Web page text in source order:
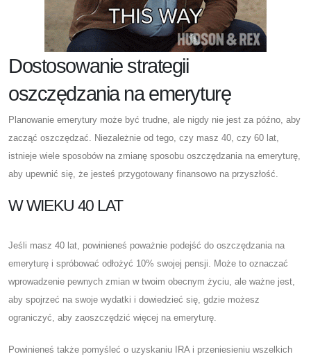
Dostosowanie strategii
oszczędzania na emeryturę
Planowanie emerytury może być trudne, ale nigdy nie jest za późno, aby
zacząć oszczędzać. Niezależnie od tego, czy masz 40, czy 60 lat,
istnieje wiele sposobów na zmianę sposobu oszczędzania na emeryturę,
aby upewnić się, że jesteś przygotowany finansowo na przyszłość.
W WIEKU 40 LAT
Jeśli masz 40 lat, powinieneś poważnie podejść do oszczędzania na
emeryturę i spróbować odłożyć 10% swojej pensji. Może to oznaczać
wprowadzenie pewnych zmian w twoim obecnym życiu, ale ważne jest,
aby spojrzeć na swoje wydatki i dowiedzieć się, gdzie możesz
ograniczyć, aby zaoszczędzić więcej na emeryturę.
Powinieneś także pomyśleć o uzyskaniu IRA i przeniesieniu wszelkich